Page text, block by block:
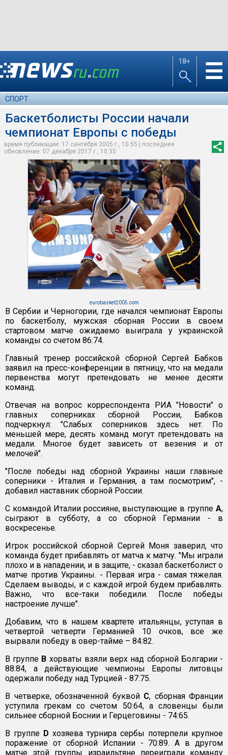
18+ ☰
СПОРТ
Баскетболисты России начали
чемпионат Европы с победы
время публикации: 17 сентября 2005 г., 10:55 | последнее
обновление: 07 декабря 2017 г., 10:35
eurobasket2005.com
В Сербии и Черногории, где начался чемпионат Европы
по баскетболу, мужская сборная России в своем
стартовом матче ожидаемо выиграла у украинской
команды со счетом 86:74.
Главный тренер российской сборной Сергей Бабков
заявил на пресс-конференции в пятницу, что на медали
первенства могут претендовать не менее десяти
команд.
Отвечая на вопрос корреспондента РИА "Новости" о
главных соперниках сборной России, Бабков
подчеркнул: "Слабых соперников здесь нет. По
меньшей мере, десять команд могут претендовать на
медали. Многое будет зависеть от везения и от
мелочей".
"После победы над сборной Украины наши главные
соперники - Италия и Германия, а там посмотрим", -
добавил наставник сборной России.
С командой Италии россияне, выступающие в группе А,
сыграют в субботу, а со сборной Германии - в
воскресенье.
Игрок российской сборной Сергей Моня заверил, что
команда будет прибавлять от матча к матчу. "Мы играли
плохо и в нападении, и в защите, - сказал баскетболист о
матче против Украины. - Первая игра - самая тяжелая.
Сделаем выводы, и с каждой игрой будем прибавлять.
Важно, что все-таки победили. После победы
настроение лучше".
Добавим, что в нашем квартете итальянцы, уступая в
четвертой четверти Германией 10 очков, все же
вырвали победу в овер-тайме – 84:82.
В группе В хорваты взяли верх над сборной Болгарии -
88:84, а действующие чемпионы Европы литовцы
одержали победу над Турцией - 87:75.
В четверке, обозначенной буквой C, сборная Франции
уступила грекам со счетом 50:64, а словенцы были
сильнее сборной Боснии и Герцеговины - 74:65.
В группе D хозяева турнира сербы потерпели крупное
поражение от сборной Испании - 70:89. А в другом
матче этой группы израильтяне переиграли команду